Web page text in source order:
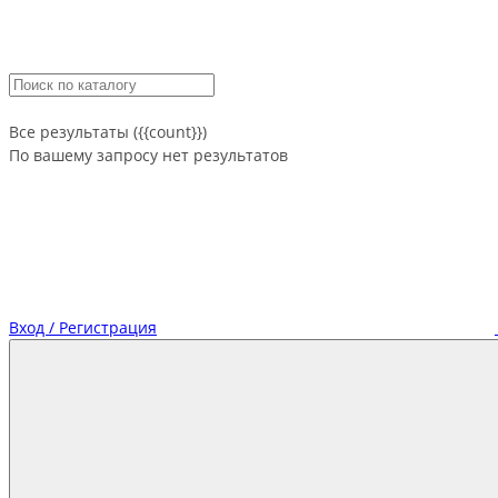
Все результаты ({{count}})
По вашему запросу нет результатов
Вход / Регистрация